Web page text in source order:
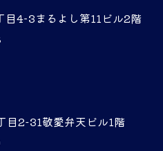
目4−3まるよし第11ビル2階
目2-31敬愛弁天ビル1階